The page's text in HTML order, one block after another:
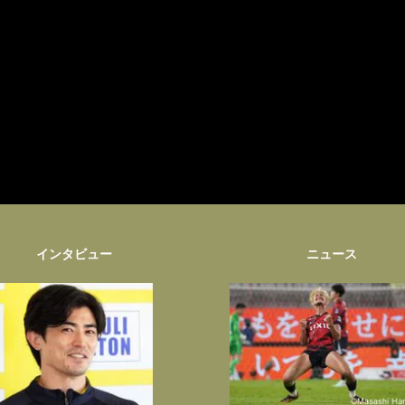
インタビュー ニュース